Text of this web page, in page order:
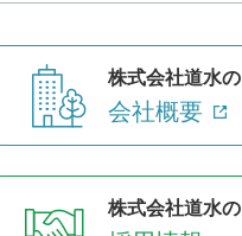
株式会社道水の
会社概要
株式会社道水の